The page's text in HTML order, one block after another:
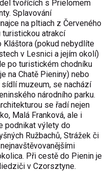
tvořících s Prielomem
Splavování
e na pltiach z Červeného
turistickou atrakcí
Kláštora (pokud nebydlíte
v Lesnici a jejím okolí)
po turistickém chodníku
na Chatě Pieniny) nebo
muzeum, se nachází
ého národního parku.
se řadí nejen
Malá Franková, ale i
podnikat výlety do
Ružbachů, Strážek či
Při cestě do Pienin je
v Czorsztyne.